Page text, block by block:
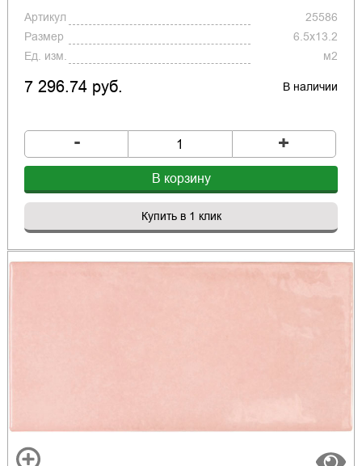
Артикул
25586
Размер
6.5x13.2
Ед. изм.
м2
7 296.74 руб. В наличии
- +
В корзину
Купить в 1 клик